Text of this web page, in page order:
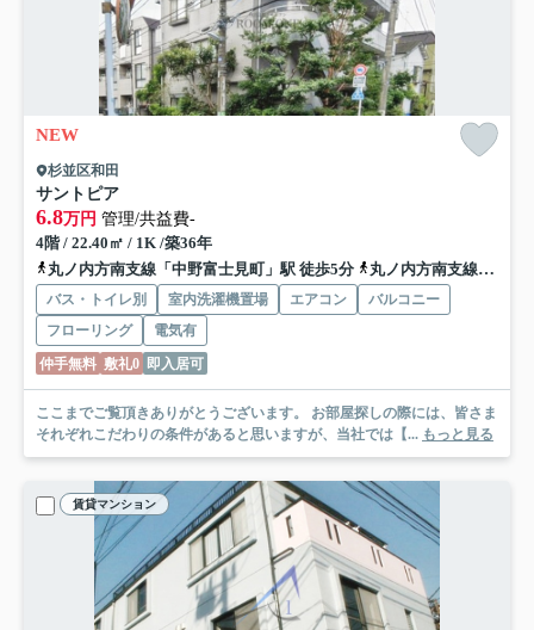
NEW
杉並区和田
サントピア
6.8万円 管理/共益費-
4階 / 22.40㎡ / 1K /築36年
丸ノ内方南支線「中野富士見町」駅 徒歩5分
丸ノ内方南支線「方南町」駅 徒歩11分
バス・トイレ別 室内洗濯機置場 エアコン
バルコニー
フローリング
電気有
仲手無料 敷礼0 即入居可
ここまでご覧頂きありがとうございます。 お部屋探しの際には、皆さま
それぞれこだわりの条件があると思いますが、当社では【... もっと見る
賃貸マンション